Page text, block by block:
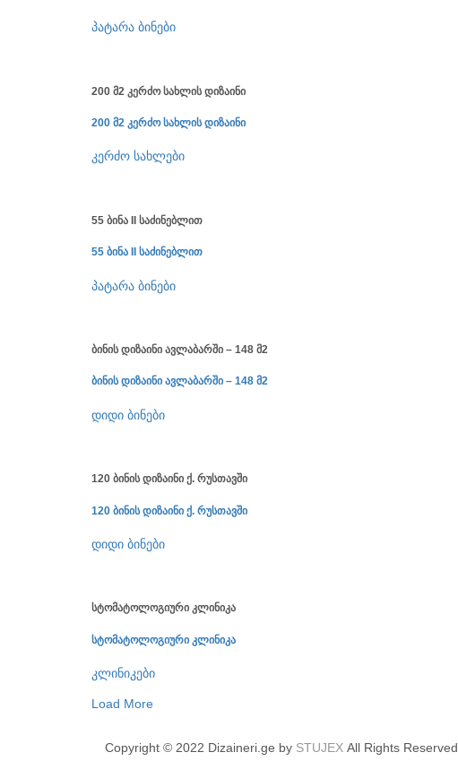
პატარა ბინები
200 მ2 კერძო სახლის დიზაინი
200 მ2 კერძო სახლის დიზაინი
კერძო სახლები
55 ბინა II საძინებლით
55 ბინა II საძინებლით
პატარა ბინები
ბინის დიზაინი ავლაბარში – 148 მ2
ბინის დიზაინი ავლაბარში – 148 მ2
დიდი ბინები
120 ბინის დიზაინი ქ. რუსთავში
120 ბინის დიზაინი ქ. რუსთავში
დიდი ბინები
სტომატოლოგიური კლინიკა
სტომატოლოგიური კლინიკა
კლინიკები
Load More
Copyright © 2022 Dizaineri.ge by STUJEX All Rights Reserved.